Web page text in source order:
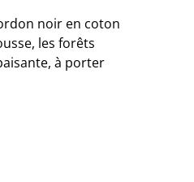
noir en coton
les forêts
à porter